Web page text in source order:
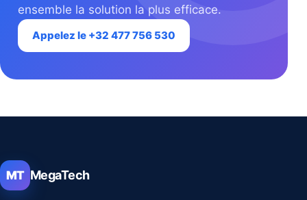
ensemble la solution la plus efficace.
Appelez le +32 477 756 530
MT MegaTech